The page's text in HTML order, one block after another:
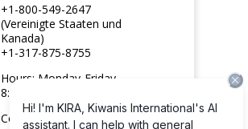
+1-800-549-2647
(Vereinigte Staaten und
Kanada)
+1-317-875-8755
Hours: Monday-Friday
8:30am to 4:45pm ET
Copyright ©2026